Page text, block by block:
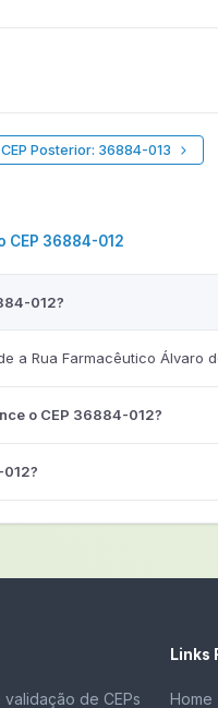
CEP Posterior: 36884-013
36884-012
012?
a Rua Farmacêutico Álvaro
o CEP 36884-012?
de CEPs
Links
Home